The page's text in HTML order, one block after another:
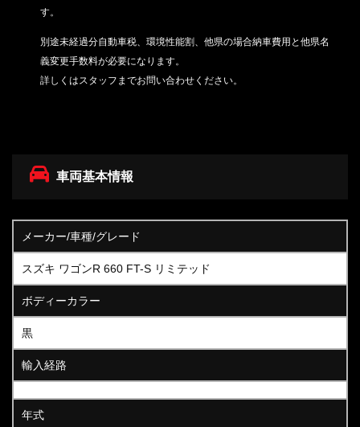
す。
別途未経過分自動車税、環境性能割、他県の場合納車費用と他県名
義変更手数料が必要になります。
詳しくはスタッフまでお問い合わせください。
車両基本情報
メーカー/車種/グレード
スズキ ワゴンR 660 FT-S リミテッド
ボディーカラー
黒
輸入経路
年式